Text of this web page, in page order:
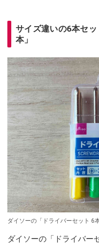
サイズ違いの6本セ
本」
ダイソーの「ドライバーセット 6本
ダイソーの「ドライバー